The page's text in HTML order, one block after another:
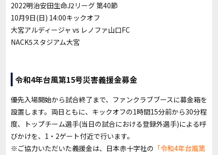
2022明治安田生命J2リーグ 第40節
10月9日(日) 14:00キックオフ
大宮アルディージャ vs レノファ山口FC
NACK5スタジアム大宮
令和4年台風第15号災害義援金募金
優先入場開始から試合終了まで、ファンクラブブースに募金箱を
設置します。両日ともに、キックオフの1時間15分前から30分程
度、トップチーム選手(当日の試合における登録外選手)による呼
びかけを、1・2ゲート付近で行います。
※ご協力いただいた義援金は、日本赤十字社の 「令和4年台風第